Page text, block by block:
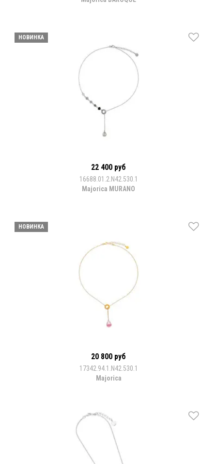
НОВИНКА
22 400 руб
16688.01.2.N42.530.1
Majorica MURANO
НОВИНКА
20 800 руб
17342.94.1.N42.530.1
Majorica